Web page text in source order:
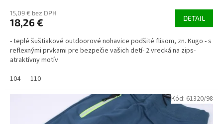
15,09 € bez DPH
18,26 € DETAIL
- teplé šuštiakové outdoorové nohavice podšité flísom, zn. Kugo - s
reflexnými prvkami pre bezpečie vašich detí- 2 vrecká na zips-
atraktívny motív
104
110
Kód: 61320/98